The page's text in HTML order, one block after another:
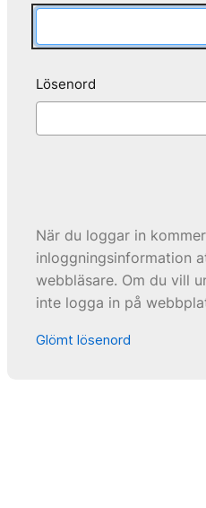
Lösenord
När du loggar in
inloggningsinformation
webbläsare. Om du vill
inte logga in på
Glömt lösenord